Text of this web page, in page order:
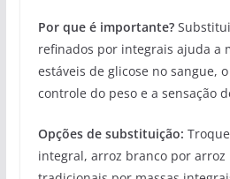
Por que é importante?
refinados por integrais ajuda a
estáveis de glicose no sangue,
controle do peso e a sensação
Opções de substituição:
integral, arroz branco por arroz